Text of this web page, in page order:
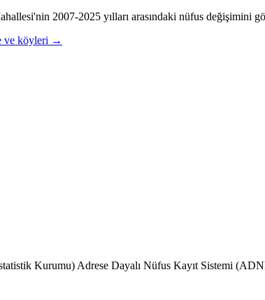
2007-2025 yılları arasındaki nüfus değişimini
ve köyleri →
Kurumu) Adrese Dayalı Nüfus Kayıt Sistemi